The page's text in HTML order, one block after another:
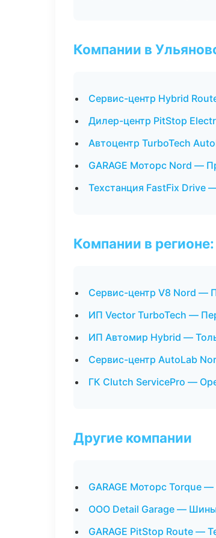
Компании в
Сервис-центр Hybrid
Дилер-центр PitStop
Автоцентр TurboTech
GARAGE Моторс Nord —
Техстанция FastFix Drive
Компании в
Сервис-центр V8 Nord —
ИП Vector TurboTech —
ИП Автомир Hybrid —
Сервис-центр AutoLab
ГК Clutch ServicePro —
Другие компании
GARAGE Моторс Torque
ООО Detail Garage —
GARAGE PitStop Route —